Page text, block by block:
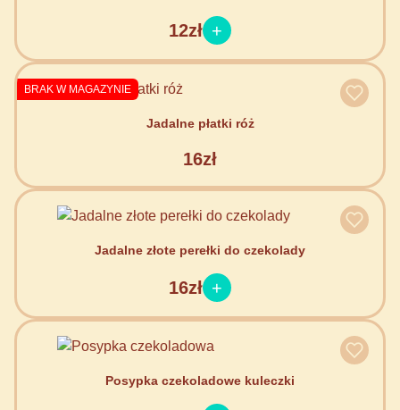
12zł
BRAK W MAGAZYNIE
Jadalne płatki róż
16zł
Jadalne złote perełki do czekolady
16zł
Posypka czekoladowe kuleczki